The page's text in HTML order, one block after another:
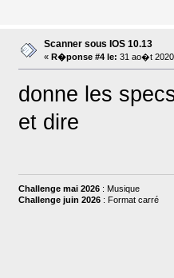
Scanner sous IOS 10.13
« R�ponse #4 le: 31 ao�t
donne les
et dire
Challenge mai 2026: Musique
Challenge juin 2026: Format carré